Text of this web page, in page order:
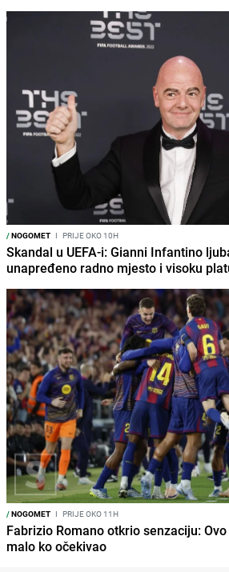
/NOGOMET I PRIJE OKO 10H
Skandal u UEFA-i: Gianni Infantino
unapređeno radno mjesto i visoku
/NOGOMET I PRIJE OKO 11H
Fabrizio Romano otkrio senzaciju:
malo ko očekivao